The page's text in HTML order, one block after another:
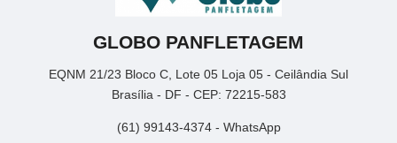
GLOBO PANFLETAGEM
EQNM 21/23 Bloco C, Lote 05 Loja 05 - Ceilândia Sul
Brasília - DF - CEP: 72215-583
(61) 99143-4374 - WhatsApp